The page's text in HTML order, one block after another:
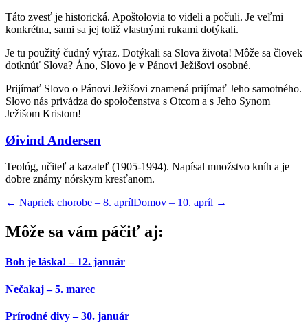
Táto zvesť je historická. Apoštolovia to videli a počuli. Je veľmi
konkrétna, sami sa jej totiž vlastnými rukami dotýkali.
Je tu použitý čudný výraz. Dotýkali sa Slova života! Môže sa človek
dotknúť Slova? Áno, Slovo je v Pánovi Ježišovi osobné.
Prijímať Slovo o Pánovi Ježišovi znamená prijímať Jeho samotného.
Slovo nás privádza do spoločenstva s Otcom a s Jeho Synom
Ježišom Kristom!
Øivind Andersen
Teológ, učiteľ a kazateľ (1905-1994). Napísal množstvo kníh a je
dobre známy nórskym kresťanom.
← Napriek chorobe – 8. aprílDomov – 10. apríl →
Môže sa vám páčiť aj:
Boh je láska! – 12. január
Nečakaj – 5. marec
Prírodné divy – 30. január